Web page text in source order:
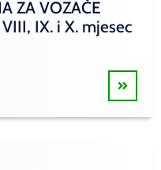
ZA VOZAČE
IX. i X. mjesec